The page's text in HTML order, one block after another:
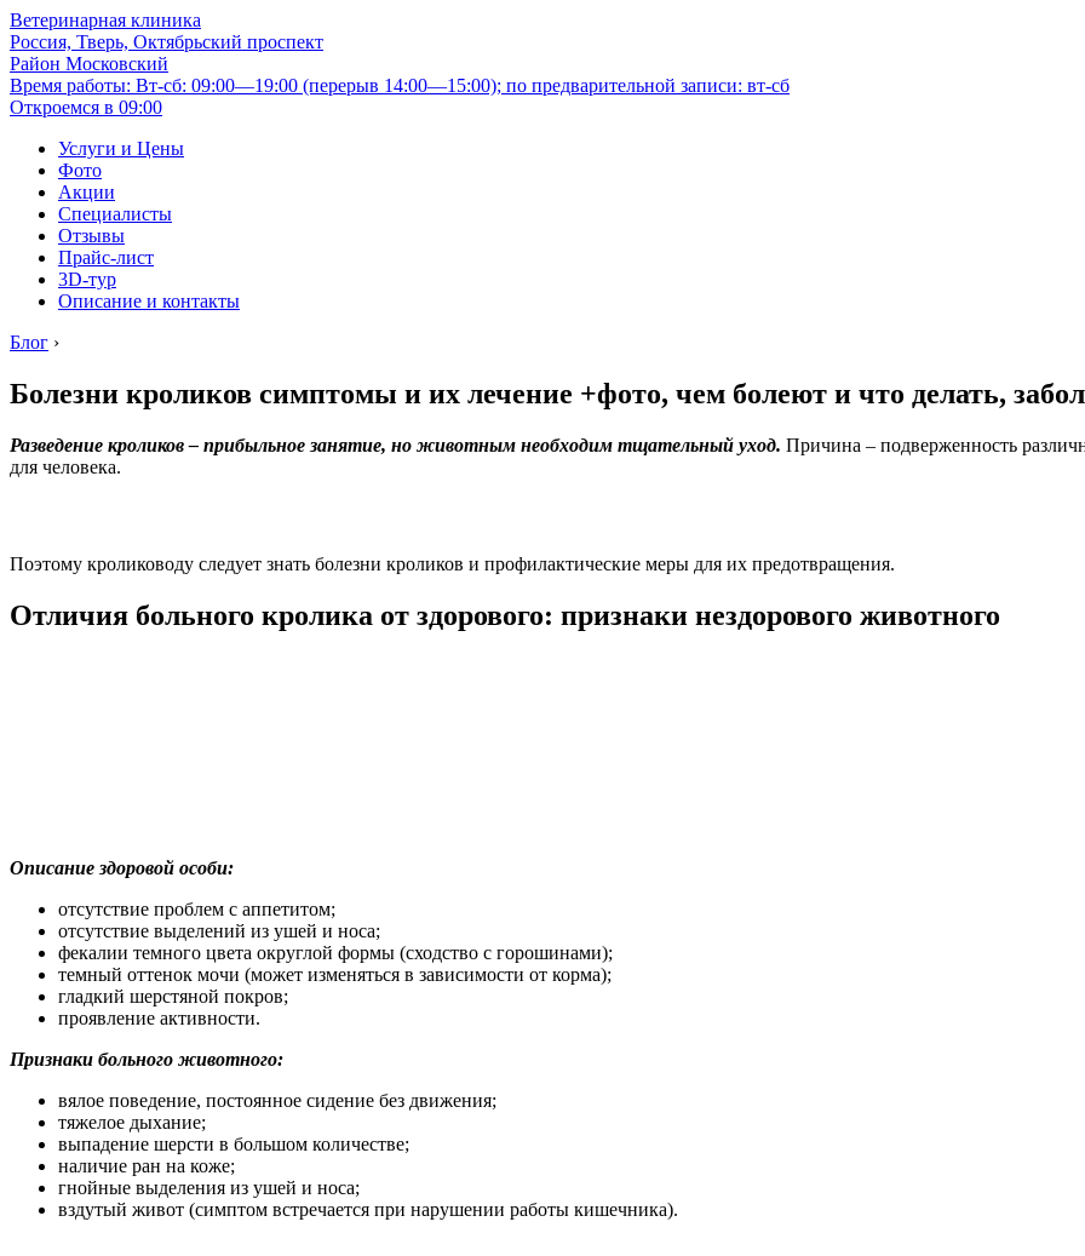
Ветеринарная клиника
Россия, Тверь, Октябрьский проспект
Район Московский
Время работы: Вт-сб: 09:00—19:00 (перерыв 14:00—15:00); по предварительной записи: вт-сб
Откроемся в 09:00
Услуги и Цены
Фото
Акции
Специалисты
Отзывы
Прайс-лист
3D-тур
Описание и контакты
Блог ›
Болезни кроликов симптомы и их лечение +фото, чем болеют и что делать,
Разведение кроликов – прибыльное занятие, но животным необходим тщательный уход. Причина – подверженность
для человека.
Поэтому кролиководу следует знать болезни кроликов и профилактические меры для их предотвращения.
Отличия больного кролика от здорового: признаки нездорового животного
Описание здоровой особи:
отсутствие проблем с аппетитом;
отсутствие выделений из ушей и носа;
фекалии темного цвета округлой формы (сходство с горошинами);
темный оттенок мочи (может изменяться в зависимости от корма);
гладкий шерстяной покров;
проявление активности.
Признаки больного животного:
вялое поведение, постоянное сидение без движения;
тяжелое дыхание;
выпадение шерсти в большом количестве;
наличие ран на коже;
гнойные выделения из ушей и носа;
вздутый живот (симптом встречается при нарушении работы кишечника).